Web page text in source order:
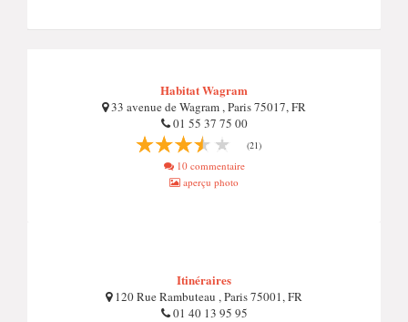
Habitat Wagram
33 avenue de Wagram , Paris 75017, FR
01 55 37 75 00
(21)
10 commentaire
aperçu photo
Itinéraires
120 Rue Rambuteau , Paris 75001, FR
01 40 13 95 95